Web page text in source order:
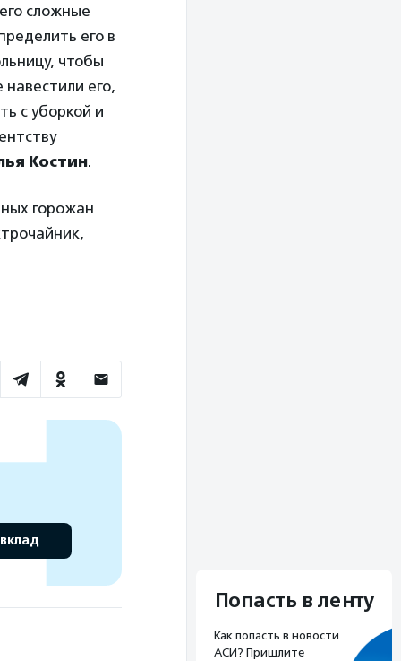
сложные
его в
чтобы
его,
с уборкой и
Костин.
горожан
Попасть в ленту
Как попасть в новости
АСИ? Пришлите